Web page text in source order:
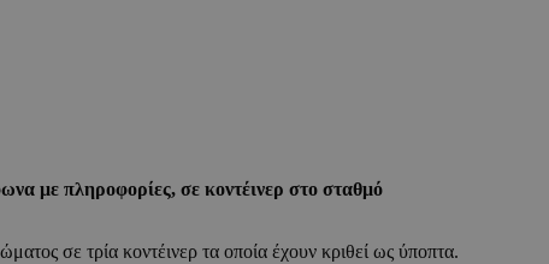
με πληροφορίες, σε κοντέινερ στο σταθμό
σε τρία κοντέινερ τα οποία έχουν κριθεί ως ύποπτα.